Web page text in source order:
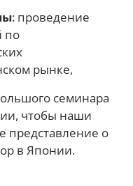
: проведение
по
рынке,
семинара
чтобы наши
представление о
в Японии.